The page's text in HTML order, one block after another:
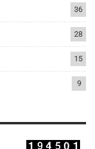
36
28
15
9